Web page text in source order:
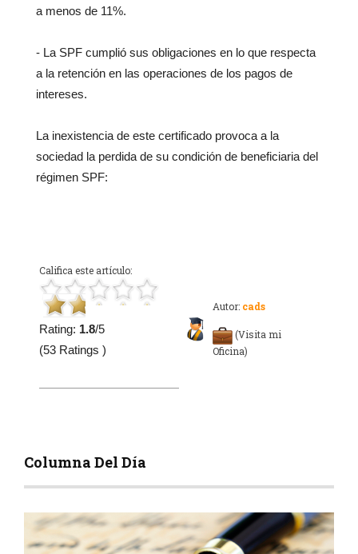
a menos de 11%.
- La SPF cumplió sus obligaciones en lo que respecta
a la retención en las operaciones de los pagos de
intereses.
La inexistencia de este certificado provoca a la
sociedad la perdida de su condición de beneficiaria del
régimen SPF:
Califica este artículo:
Rating: 1.8/5
(53 Ratings )
Autor: cads
(Visita mi
Oficina)
Columna Del Día